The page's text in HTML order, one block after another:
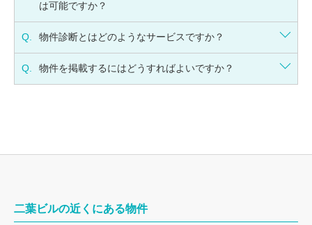
は可能ですか？
Q. 物件診断とはどのようなサービスですか？
Q. 物件を掲載するにはどうすればよいですか？
二葉ビルの近くにある物件